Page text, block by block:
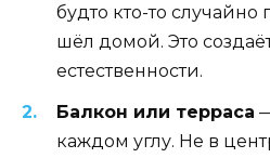
будто кто-то случайно
шёл домой. Это
естественности.
Балкон или терраса
каждом углу. Не в